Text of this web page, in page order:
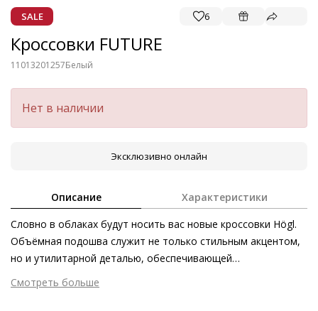
SALE 6
Кроссовки FUTURE
11013201257Белый
Нет в наличии
Эксклюзивно онлайн
Описание Характеристики
Словно в облаках будут носить вас новые кроссовки Högl.
Объёмная подошва служит не только стильным акцентом,
но и утилитарной деталью, обеспечивающей
дополнительный комфорт. Оживляют дизайн вставки из
металлизированной кожи и контрастные цвета. Кроссовки
Смотреть больше